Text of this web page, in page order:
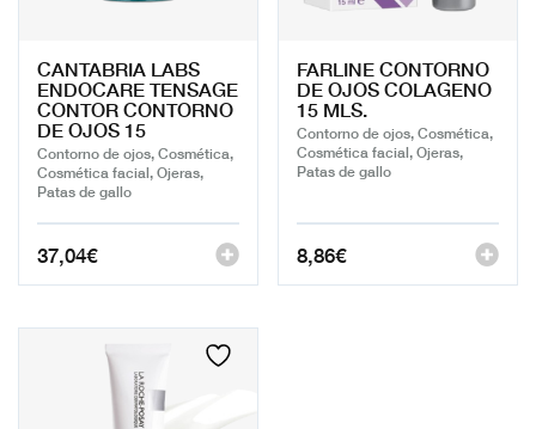
CANTABRIA LABS
ENDOCARE TENSAGE
CONTOR CONTORNO
DE OJOS 15
Contorno de ojos, Cosmética,
Cosmética facial, Ojeras,
Patas de gallo
37,04€
FARLINE CONTORNO
DE OJOS COLAGENO
15 MLS.
Contorno de ojos, Cosmética,
Cosmética facial, Ojeras,
Patas de gallo
8,86€